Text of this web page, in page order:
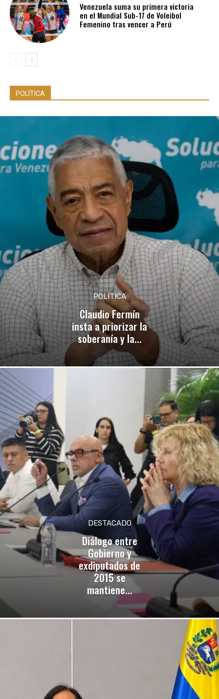
Venezuela suma su primera victoria
en el Mundial Sub-17 de Voleibol
Femenino tras vencer a Perú
POLÍTICA
POLÍTICA
Claudio Fermín
insta a priorizar la
soberanía y la...
DESTACADO
Diálogo entre
Gobierno y
exdiputados de
2015 se
mantiene...